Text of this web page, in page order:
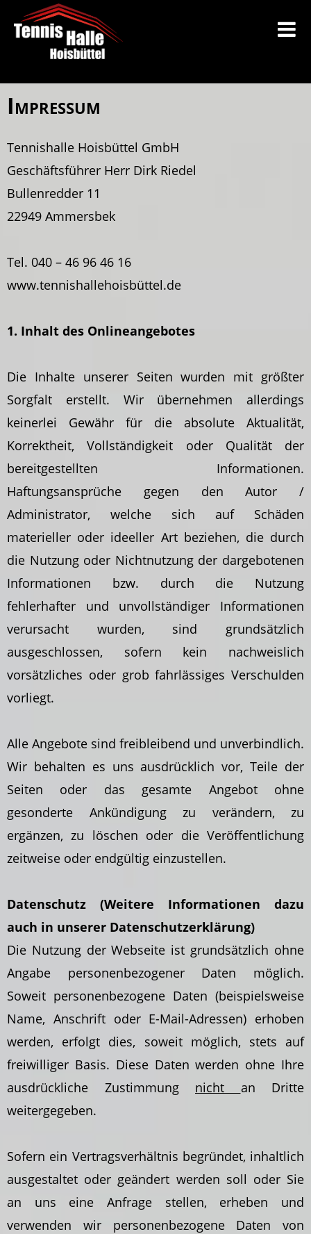
Impressum
Tennishalle Hoisbüttel GmbH
Geschäftsführer Herr Dirk Riedel
Bullenredder 11
22949 Ammersbek
Tel. 040 – 46 96 46 16
www.tennishallehoisbüttel.de
1. Inhalt des Onlineangebotes
Die Inhalte unserer Seiten wurden mit größter
Sorgfalt erstellt. Wir übernehmen allerdings
keinerlei Gewähr für die absolute Aktualität,
Korrektheit, Vollständigkeit oder Qualität der
bereitgestellten Informationen.
Haftungsansprüche gegen den Autor /
Administrator, welche sich auf Schäden
materieller oder ideeller Art beziehen, die durch
die Nutzung oder Nichtnutzung der dargebotenen
Informationen bzw. durch die Nutzung
fehlerhafter und unvollständiger Informationen
verursacht wurden, sind grundsätzlich
ausgeschlossen, sofern kein nachweislich
vorsätzliches oder grob fahrlässiges Verschulden
vorliegt.
Alle Angebote sind freibleibend und unverbindlich.
Wir behalten es uns ausdrücklich vor, Teile der
Seiten oder das gesamte Angebot ohne
gesonderte Ankündigung zu verändern, zu
ergänzen, zu löschen oder die Veröffentlichung
zeitweise oder endgültig einzustellen.
Datenschutz (Weitere Informationen dazu
auch in unserer Datenschutzerklärung)
Die Nutzung der Webseite ist grundsätzlich ohne
Angabe personenbezogener Daten möglich.
Soweit personenbezogene Daten (beispielsweise
Name, Anschrift oder E-Mail-Adressen) erhoben
werden, erfolgt dies, soweit möglich, stets auf
freiwilliger Basis. Diese Daten werden ohne Ihre
ausdrückliche Zustimmung nicht an Dritte
weitergegeben.
Sofern ein Vertragsverhältnis begründet, inhaltlich
ausgestaltet oder geändert werden soll oder Sie
an uns eine Anfrage stellen, erheben und
verwenden wir personenbezogene Daten von